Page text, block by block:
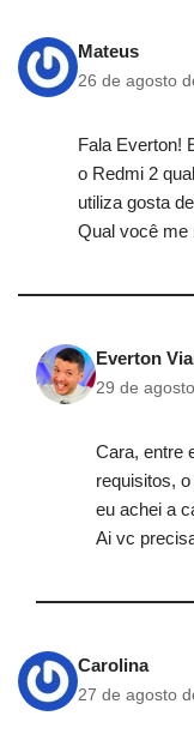
Mateus
26 de agosto
Fala Everton!
o Redmi 2
utiliza gosta
Qual você me
Everton
29 de
Cara, entre
requisitos,
eu achei a
Ai vc
Carolina
27 de agosto